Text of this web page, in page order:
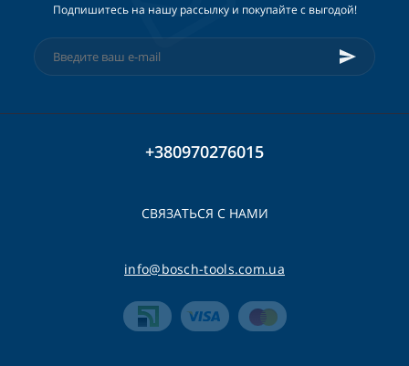
Подпишитесь на нашу рассылку и покупайте с выгодой!
+380970276015
СВЯЗАТЬСЯ С НАМИ
info@bosch-tools.com.ua